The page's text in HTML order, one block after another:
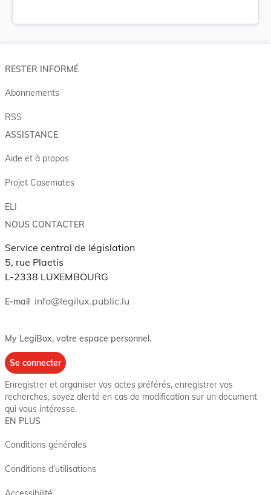
RESTER INFORMÉ
Abonnements
RSS
ASSISTANCE
Aide et à propos
Projet Casemates
ELI
NOUS CONTACTER
Service central de législation
5, rue Plaetis
L-2338 LUXEMBOURG
E-mail info@legilux.public.lu
My LegiBox, votre espace personnel.
Se connecter
Enregistrer et organiser vos actes préférés, enregistrer vos
recherches, soyez alerté en cas de modification sur un document
qui vous intéresse.
EN PLUS
Conditions générales
Conditions d’utilisations